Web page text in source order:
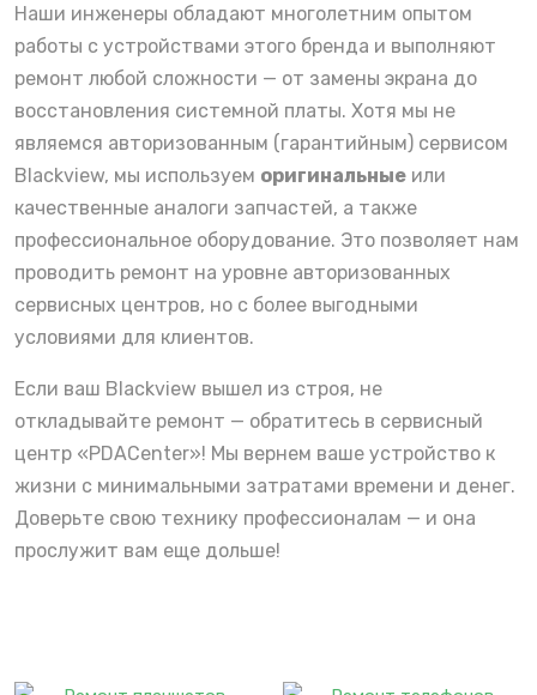
Наши инженеры обладают многолетним опытом
работы с устройствами этого бренда и выполняют
ремонт любой сложности — от замены экрана до
восстановления системной платы. Хотя мы не
являемся авторизованным (гарантийным) сервисом
Blackview, мы используем оригинальные или
качественные аналоги запчастей, а также
профессиональное оборудование. Это позволяет нам
проводить ремонт на уровне авторизованных
сервисных центров, но с более выгодными
условиями для клиентов.
Если ваш Blackview вышел из строя, не
откладывайте ремонт — обратитесь в сервисный
центр «PDACenter»! Мы вернем ваше устройство к
жизни с минимальными затратами времени и денег.
Доверьте свою технику профессионалам — и она
прослужит вам еще дольше!